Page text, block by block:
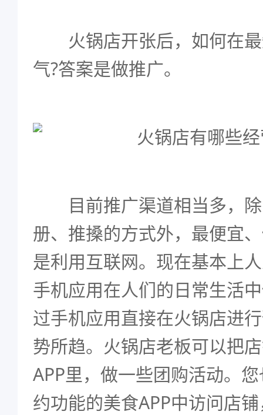
火锅店开张后，如何在最
气?答案是做推广。
目前推广渠道相当多，除
册、推搡的方式外，最便宜
是利用互联网。现在基本上
手机应用在人们的日常生活
过手机应用直接在火锅店进
势所趋。火锅店老板可以把
APP里，做一些团购活动。
约功能的美食APP中访问店